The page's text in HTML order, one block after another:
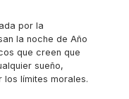
por la
la noche de Año
que creen que
sueño,
los límites morales.